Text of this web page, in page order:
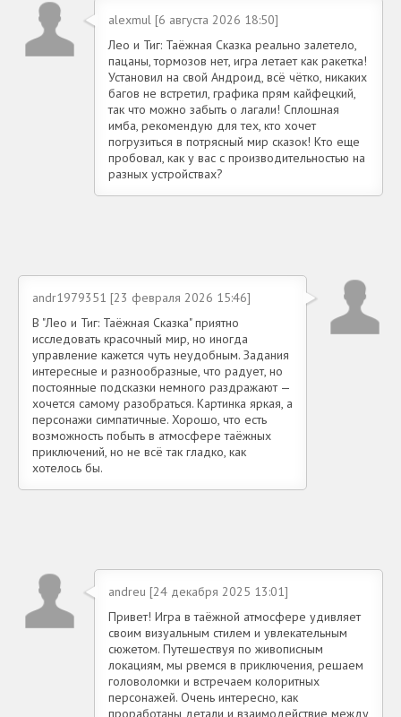
alexmul [6 августа 2026 18:50]
Лео и Тиг: Таёжная Сказка реально залетело,
пацаны, тормозов нет, игра летает как ракетка!
Установил на свой Андроид, всё чётко, никаких
багов не встретил, графика прям кайфецкий,
так что можно забыть о лагали! Сплошная
имба, рекомендую для тех, кто хочет
погрузиться в потрясный мир сказок! Кто еще
пробовал, как у вас с производительностью на
разных устройствах?
andr1979351 [23 февраля 2026 15:46]
В "Лео и Тиг: Таёжная Сказка" приятно
исследовать красочный мир, но иногда
управление кажется чуть неудобным. Задания
интересные и разнообразные, что радует, но
постоянные подсказки немного раздражают —
хочется самому разобраться. Картинка яркая, а
персонажи симпатичные. Хорошо, что есть
возможность побыть в атмосфере таёжных
приключений, но не всё так гладко, как
хотелось бы.
andreu [24 декабря 2025 13:01]
Привет! Игра в таёжной атмосфере удивляет
своим визуальным стилем и увлекательным
сюжетом. Путешествуя по живописным
локациям, мы рвемся в приключения, решаем
головоломки и встречаем колоритных
персонажей. Очень интересно, как
проработаны детали и взаимодействие между